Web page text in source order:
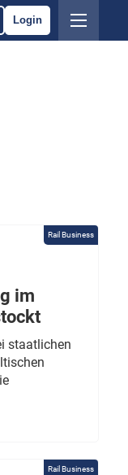
Login
Rail Business
im
staatlichen
Rail Business